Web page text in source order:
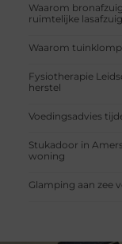
Waarom
ruimtelijke
Waarom
Fysiotherapie
herstel
Voedingsadvies
Stukadoor in
woning
Glamping aan zee